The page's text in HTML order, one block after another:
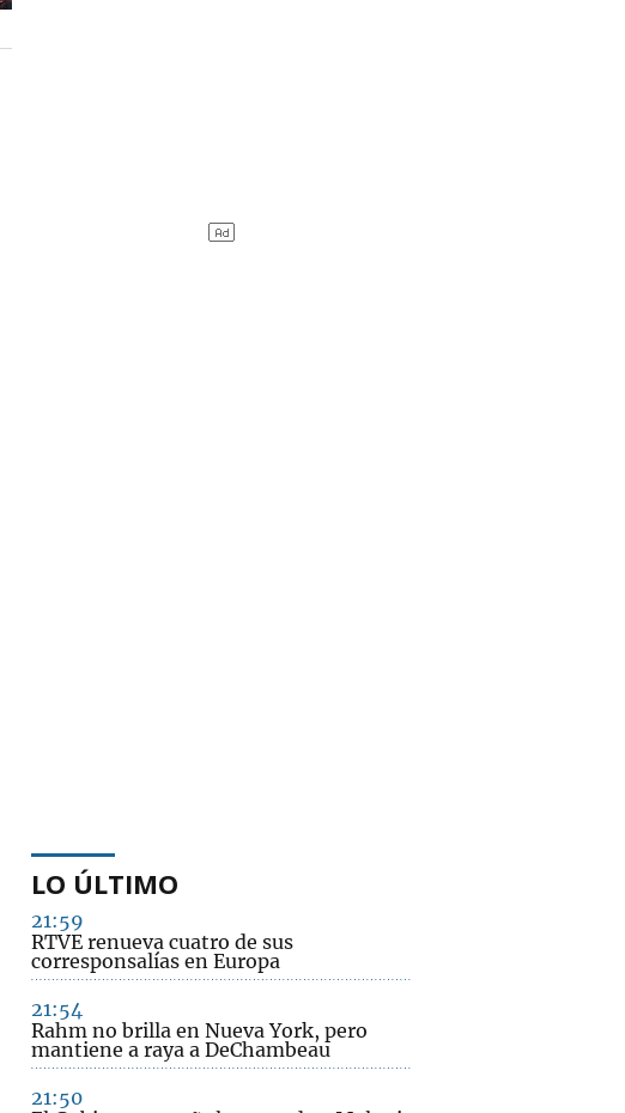
LO ÚLTIMO
21:59
RTVE renueva cuatro de sus
corresponsalías en Europa
21:54
Rahm no brilla en Nueva York, pero
mantiene a raya a DeChambeau
21:50